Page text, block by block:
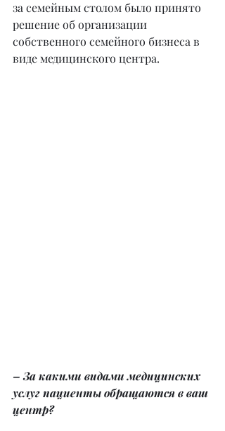
за семейным столом было принято
решение об организации
собственного семейного бизнеса в
виде медицинского центра.
– За какими видами медицинских
услуг пациенты обращаются в ваш
центр?